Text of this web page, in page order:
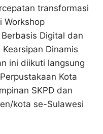
transformasi
Workshop
Digital dan
Dinamis
ini diikuti langsung
Kota
SKPD dan
kota se-Sulawesi